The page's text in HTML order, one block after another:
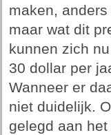
maken,
maar wat dit
kunnen zich
30 dollar per
Wanneer er
niet duidelijk.
gelegd aan